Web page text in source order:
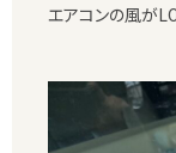
エアコンの風が